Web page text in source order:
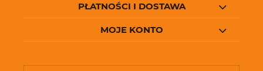
PŁATNOŚCI I DOSTAWA
MOJE KONTO